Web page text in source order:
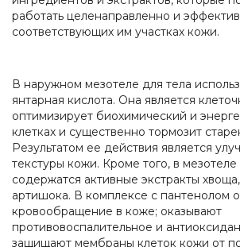
работать целенаправленно и
соответствующих им участках кожи.
В наружном мезотеле для тела
янтарная кислота. Она является
оптимизирует биохимический и
клетках и существенно тормозит
Результатом ее действия является
текстуры кожи. Кроме того, в мезотеле
содержатся активные экстракты
артишока. В комплексе с пантенолом
кровообращение в коже; оказывают
противовоспалительное и
защищают мембраны клеток кожи от